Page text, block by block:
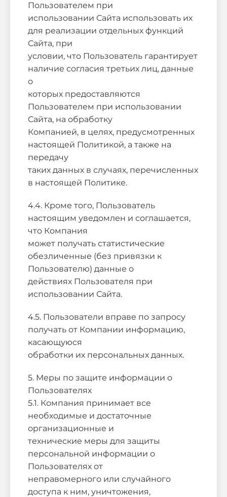
Пользователем при
использовании Сайта использовать их
для реализации отдельных функций
Сайта, при
условии, что Пользователь гарантирует
наличие согласия третьих лиц, данные
о
которых предоставляются
Пользователем при использовании
Сайта, на обработку
Компанией, в целях, предусмотренных
настоящей Политикой, а также на
передачу
таких данных в случаях, перечисленных
в настоящей Политике.
4.4. Кроме того, Пользователь
настоящим уведомлен и соглашается,
что Компания
может получать статистические
обезличенные (без привязки к
Пользователю) данные о
действиях Пользователя при
использовании Сайта.
4.5. Пользователи вправе по запросу
получать от Компании информацию,
касающуюся
обработки их персональных данных.
5. Меры по защите информации о
Пользователях
5.1. Компания принимает все
необходимые и достаточные
организационные и
технические меры для защиты
персональной информации о
Пользователях от
неправомерного или случайного
доступа к ним, уничтожения,